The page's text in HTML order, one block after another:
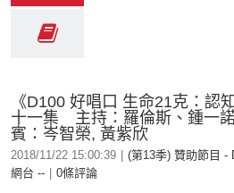
《D100 好唱口 生命21克：認
十一集 主持：羅倫斯、鍾一
賓：岑智榮, 黃紫欣
2018/11/22 15:00:39 (第13季) 贊助節目 -
網台 --
0條評論